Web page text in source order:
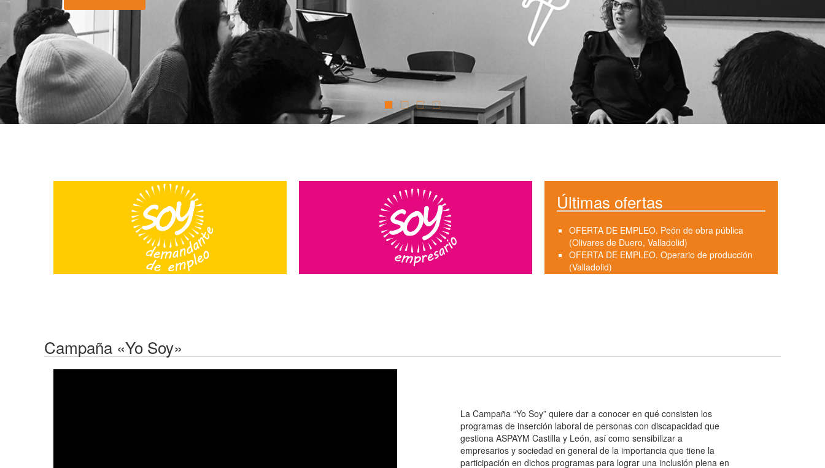
Últimas ofertas
OFERTA DE EMPLEO. Peón de obra pública
(Olivares de Duero, Valladolid)
OFERTA DE EMPLEO. Operario de producción
(Valladolid)
Campaña «Yo Soy»
La Campaña “Yo Soy” quiere dar a conocer en qué consisten los
programas de inserción laboral de personas con discapacidad que
gestiona ASPAYM Castilla y León, así como sensibilizar a
empresarios y sociedad en general de la importancia que tiene la
participación en dichos programas para lograr una inclusión plena en